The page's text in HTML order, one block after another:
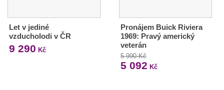
Let v jediné
vzducholodi v ČR
9 290 Kč
Pronájem Buick Riviera
1969: Pravý americký
veterán
5 990 Kč
5 092 Kč